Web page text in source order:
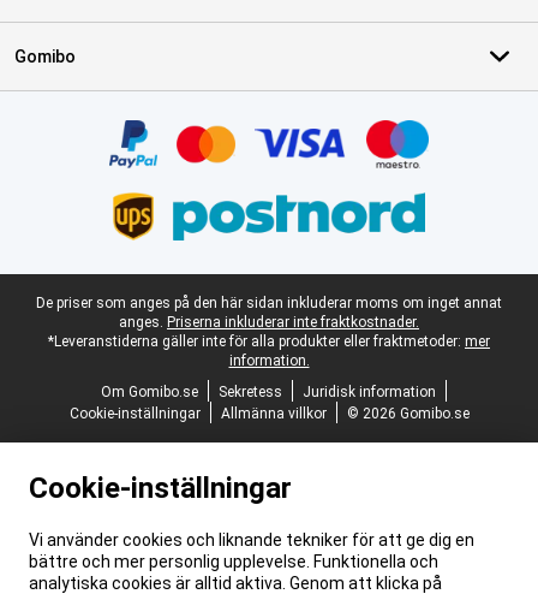
Gomibo
Juridisk fotnot
De priser som anges på den här sidan inkluderar moms om inget annat
anges. Priserna inkluderar inte fraktkostnader.
*Leveranstiderna gäller inte för alla produkter eller fraktmetoder: mer
information.
Om Gomibo.se
Sekretess
Juridisk information
Cookie-inställningar
Allmänna villkor © 2026 Gomibo.se
Cookie-inställningar
Vi använder cookies och liknande tekniker för att ge dig en
bättre och mer personlig upplevelse. Funktionella och
analytiska cookies är alltid aktiva. Genom att klicka på